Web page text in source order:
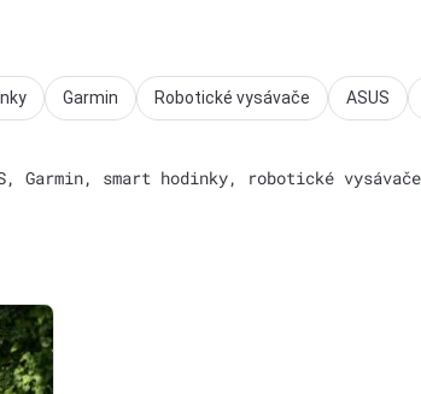
Garmin Robotické vysávače ASUS
Garmin, smart hodinky, robotické